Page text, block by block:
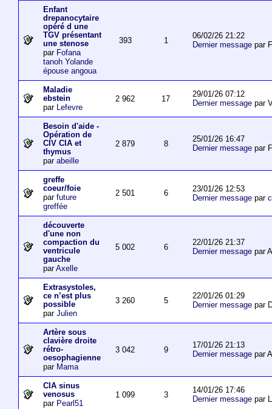
Enfant
drepanocytaire
opéré d une
TGV présentant
une stenose
par Fofana
tanoh Yolande
épouse angoua
393 1
06/02/26 21:22
Dernier messagepar
Maladie
ebstein
par Lefevre
2 962 17
29/01/26 07:12
Dernier messagepar
Besoin d'aide -
Opération de
CIV CIA et
thymus
par abeille
2 879 8
25/01/26 16:47
Dernier messagepar
greffe
coeur/foie
par future
greffée
2 501 6
23/01/26 12:53
Dernier messagepar
découverte
d'une non
compaction du
ventricule
gauche
parAxelle
5 002 6
22/01/26 21:37
Dernier messagepar
Extrasystoles,
ce n’est plus
possible
par Julien
3 260 5
22/01/26 01:29
Dernier messagepar
Artère sous
clavière droite
rétro-
oesophagienne
par Mama
3 042 9
17/01/26 21:13
Dernier messagepar
CIA sinus
venosus
par Pearl51
1 099 3
14/01/26 17:46
Dernier messagepar